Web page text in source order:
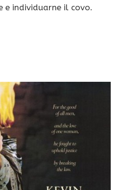
e individuarne il covo.